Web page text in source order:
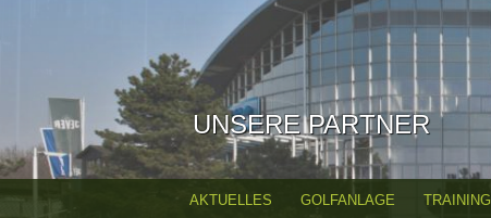
AKTUELLES GOLFANLAGE TRAINING
UNSERE PARTNER